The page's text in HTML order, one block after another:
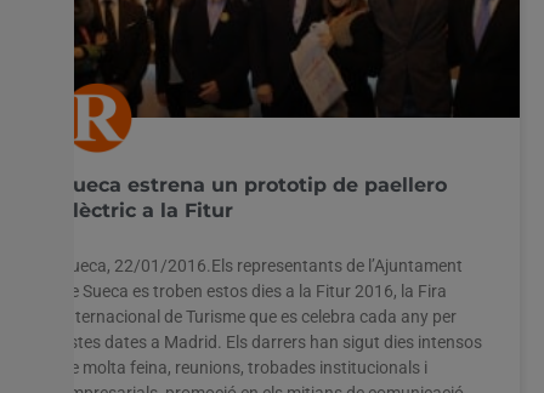
Sueca estrena un prototip de paellero
elèctric a la Fitur
Sueca, 22/01/2016.Els representants de l’Ajuntament
de Sueca es troben estos dies a la Fitur 2016, la Fira
Internacional de Turisme que es celebra cada any per
estes dates a Madrid. Els darrers han sigut dies intensos
de molta feina, reunions, trobades institucionals i